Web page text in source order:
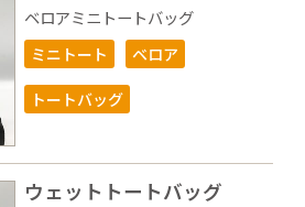
ベロアミニトートバッグ
ミニトート ベロア
トートバッグ
ウェットトートバッグ